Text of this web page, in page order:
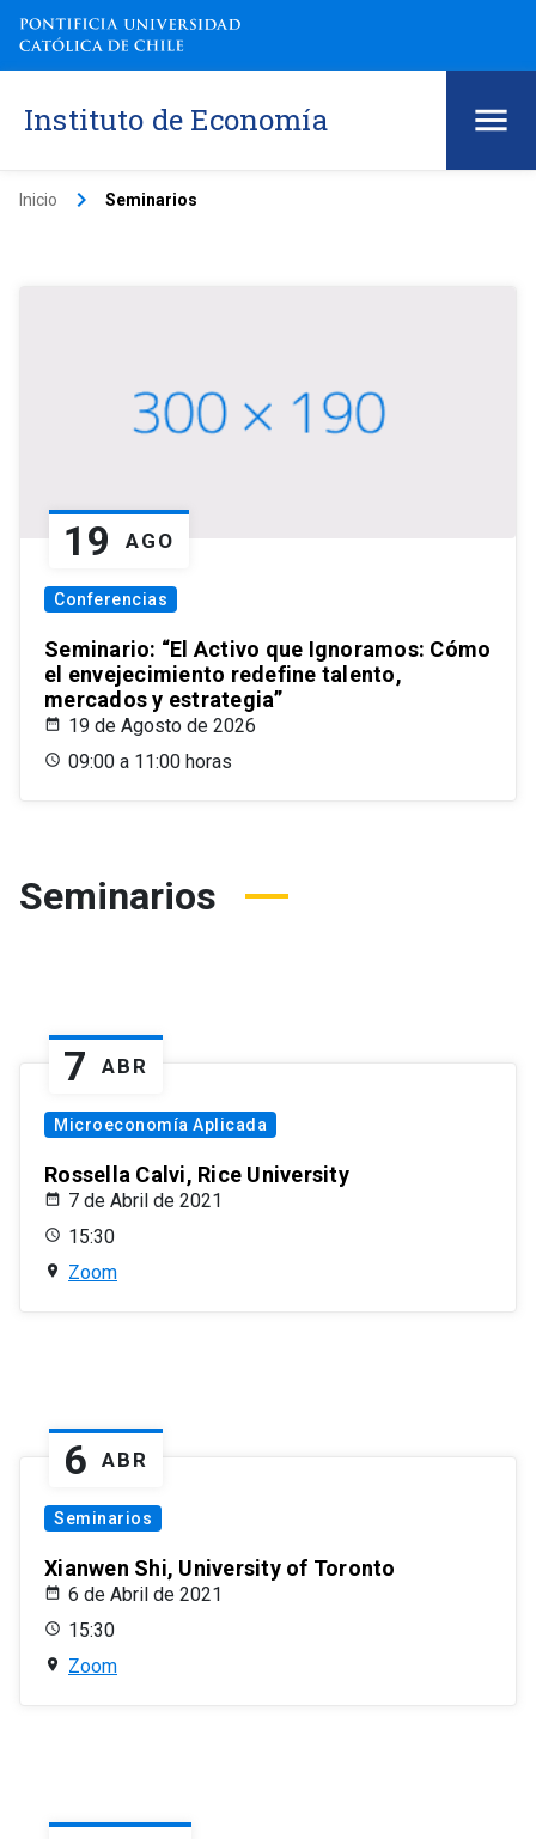
Instituto de Economía
Inicio keyboard_arrow_right Seminarios
19 AGO
Conferencias
Seminario: “El Activo que Ignoramos: Cómo
el envejecimiento redefine talento,
mercados y estrategia”
19 de Agosto de 2026
09:00 a 11:00 horas
Seminarios
7 ABR
Microeconomía Aplicada
Rossella Calvi, Rice University
7 de Abril de 2021
15:30
Zoom
6 ABR
Seminarios
Xianwen Shi, University of Toronto
6 de Abril de 2021
15:30
Zoom